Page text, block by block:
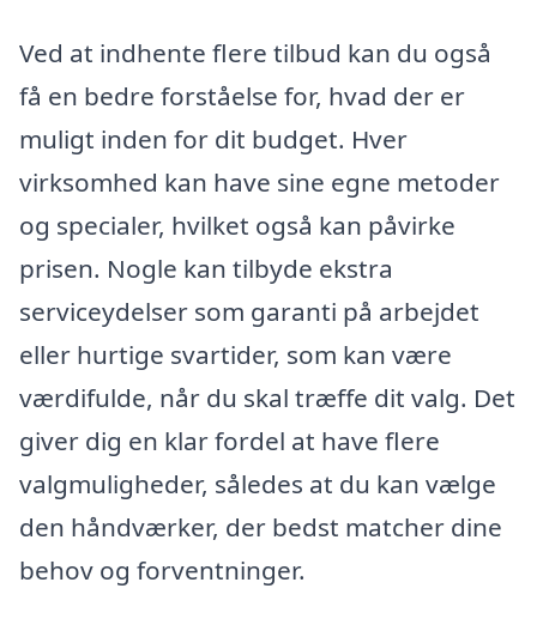
Ved at indhente flere tilbud kan du også
få en bedre forståelse for, hvad der er
muligt inden for dit budget. Hver
virksomhed kan have sine egne metoder
og specialer, hvilket også kan påvirke
prisen. Nogle kan tilbyde ekstra
serviceydelser som garanti på arbejdet
eller hurtige svartider, som kan være
værdifulde, når du skal træffe dit valg. Det
giver dig en klar fordel at have flere
valgmuligheder, således at du kan vælge
den håndværker, der bedst matcher dine
behov og forventninger.